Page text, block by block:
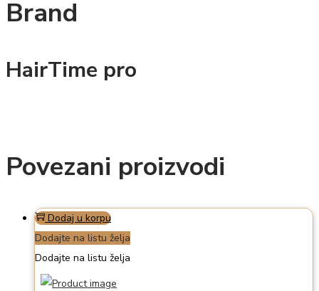
Brand
HairTime pro
Povezani proizvodi
Dodaj u korpu
Dodajte na listu želja
Dodajte na listu želja